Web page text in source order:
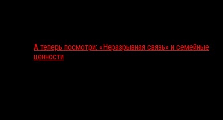
А теперь посмотри: «Неразрывная связь» и семейные
ценности